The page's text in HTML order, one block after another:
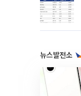
뉴스발전소